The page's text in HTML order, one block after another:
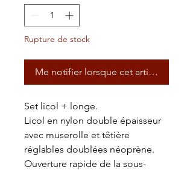
Rupture de stock
Me notifier lorsque cet article est
Set licol + longe.
Licol en nylon double épaisseur
avec muserolle et têtière
réglables doublées néoprène.
Ouverture rapide de la sous-